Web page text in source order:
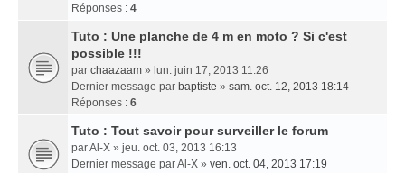
Réponses : 4
Tuto : Une planche de 4 m en moto ? Si c'est
possible !!!
par chaazaam » lun. juin 17, 2013 11:26
Dernier message par baptiste » sam. oct. 12, 2013 18:14
Réponses : 6
Tuto : Tout savoir pour surveiller le forum
parAl-X » jeu. oct. 03, 2013 16:13
Dernier message parAl-X » ven. oct. 04, 2013 17:19